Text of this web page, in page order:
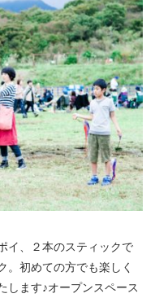
イ、２本のスティックで
。初めての方でも楽しく
します♪オープンスペース